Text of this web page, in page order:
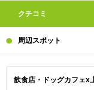
クチコミ
周辺スポット
飲食店・ドッグカフェx